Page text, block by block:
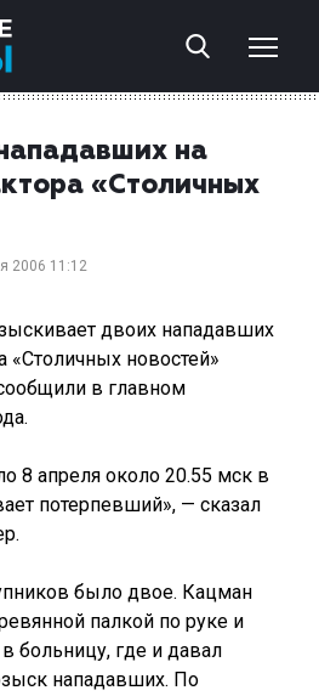
на
«Столичных
2006 11:12
двоих нападавших
«Столичных новостей»
в главном
8 апреля около 20.55 мск в
потерпевший», — сказал
было двое. Кацман
палкой по руке и
больницу, где и давал
нападавших. По